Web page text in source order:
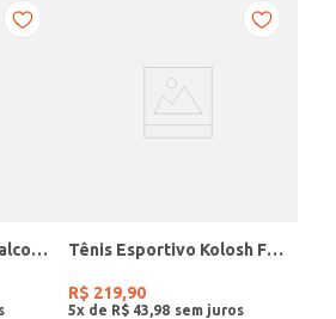
Tênis Esportivo Runfalcon Adidas Feminino AZUL Tênis Esportivo Kolosh Feminino AZUL
R$ 219,90
5x de R$ 43 98